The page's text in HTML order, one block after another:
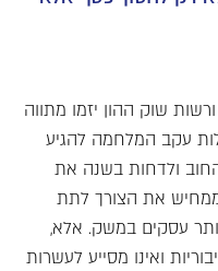
שוק ההון יזמו מתווה
עקב המלחמה להגיע
ולדחות בשנה את
את הצורך לתת
עסקים במשק. אלא,
ואינו מסייע לעשרות